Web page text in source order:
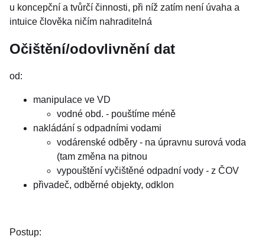
u koncepční a tvůrčí činnosti, při níž zatím není úvaha a
intuice člověka ničím nahraditelná
Očištění/odovlivnění dat
od:
manipulace ve VD
vodné obd. - pouštíme méně
nakládání s odpadními vodami
vodárenské odběry - na úpravnu surová voda
(tam změna na pitnou
vypouštění vyčištěné odpadní vody - z ČOV
přivadeč, odběrné objekty, odklon
Postup: